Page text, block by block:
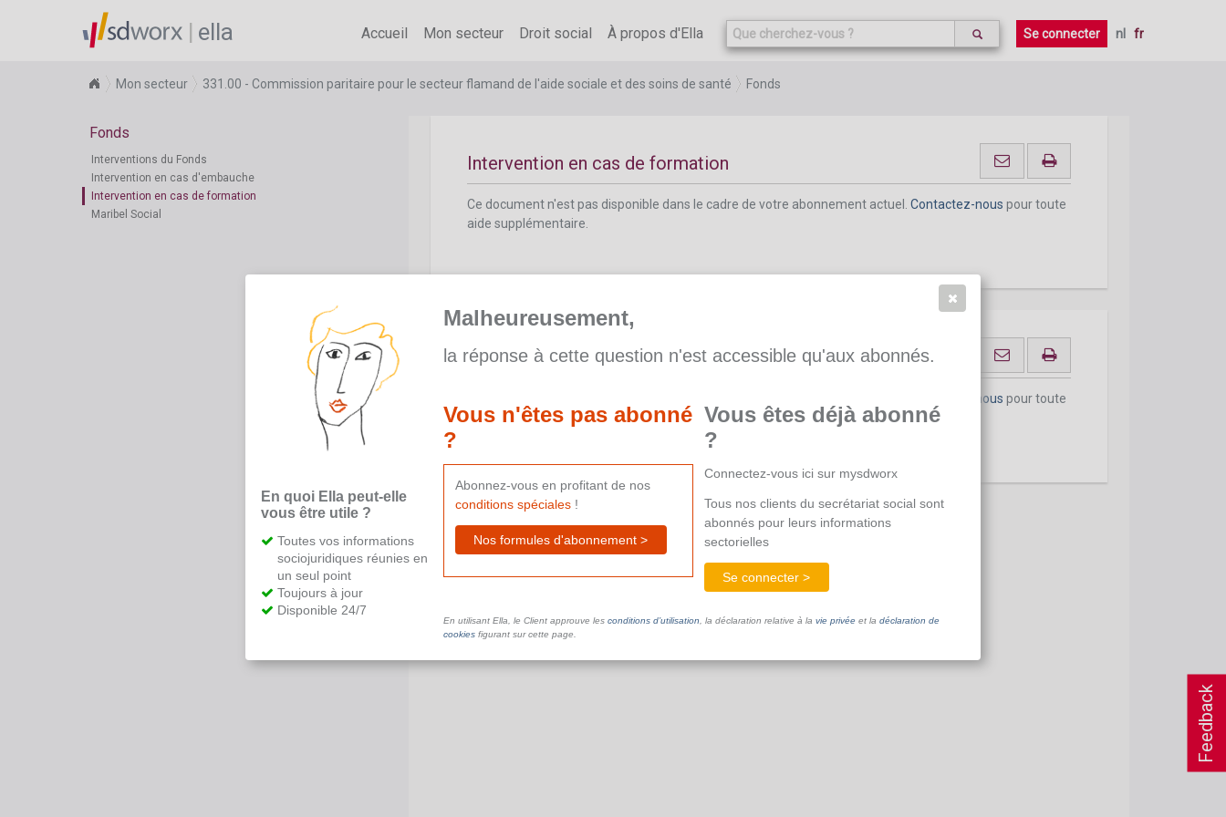
Feedback
ella Accueil Mon secteur Droit social À propos d'Ella Se connecter nl fr
Mon secteur 331.00 - Commission paritaire pour le secteur flamand de l'aide sociale et des soins de santé Fonds
Fonds
Interventions du Fonds
Intervention en cas d'embauche
Intervention en cas de formation
Maribel Social
aide supplémentaire.
Intervention en cas de formation
Ce document n'est pas disponible dans le cadre de votre abonnement actuel. Contactez-nous pour toute
aide supplémentaire.
Maribel Social
Contactez-nous pour toute
aide supplémentaire.
En quoi Ella peut-elle
vous être utile ?
Toutes vos informations
sociojuridiques réunies en
un seul point
Toujours à jour
Disponible 24/7
Malheureusement,
la réponse à cette question n'est accessible qu'aux abonnés.
Vous n'êtes pas abonné
?
Abonnez-vous en profitant de nos
conditions spéciales!
Nos formules d'abonnement >
Vous êtes déjà abonné
?
Connectez-vous ici sur mysdworx
Tous nos clients du secrétariat social sont
abonnés pour leurs informations
sectorielles
Se connecter >
En utilisant Ella, le Client approuve les conditions d’utilisation , la déclaration relative à la vie privéeet la déclaration de
cookiesfigurant sur cette page.